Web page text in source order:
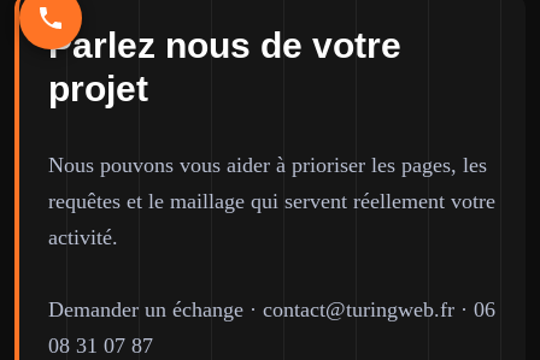
Parlez nous de votre
projet
Nous pouvons vous aider à prioriser les pages, les
requêtes et le maillage qui servent réellement votre
activité.
Demander un échange · contact@turingweb.fr · 06
08 31 07 87